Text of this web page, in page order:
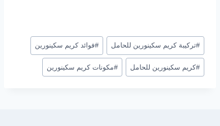
وسوم
المقال:
#تركيبة كريم سكينورين للحامل #فوائد كريم سكينورين
#كريم سكينورين للحامل #مكونات كريم سكينورين